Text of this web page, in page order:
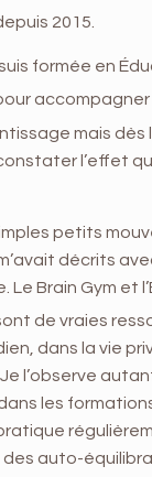
2015.
formée en
accompagner
mais dès
l’effet
petits
décrits
Brain Gym et
de vraies
dans la vie
l’observe
les
des auto-